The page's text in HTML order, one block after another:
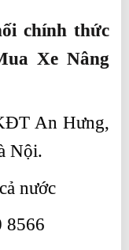
chính thức
Xe Nâng
An Hưng,
Nội.
nước
8566